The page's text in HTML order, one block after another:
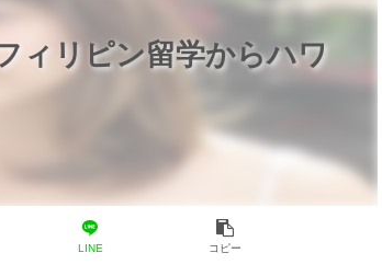
ィリピン留学からハワ
LINE コピー